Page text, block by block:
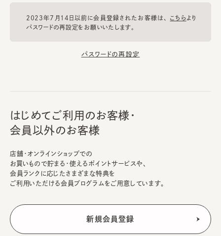
2023年7月14日以前に会員登録されたお客様は、 こちらより
パスワードの再設定をお願いいたします。
パスワードの再設定
はじめてご利用のお客様・
会員以外のお客様
店舗・オンラインショップでの
お買いもので貯まる・使えるポイントサービスや、
会員ランクに応じたさまざまな特典を
ご利用いただける会員プログラムをご用意しています。